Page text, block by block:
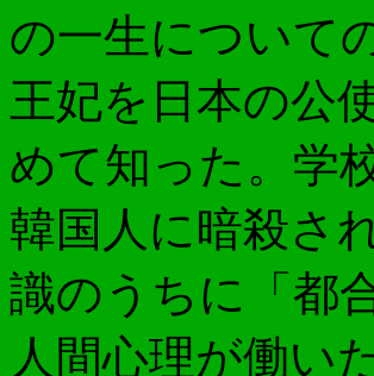
の一生について
王妃を日本の公
めて知った。学
韓国人に暗殺さ
識のうちに「都
人間心理が働い